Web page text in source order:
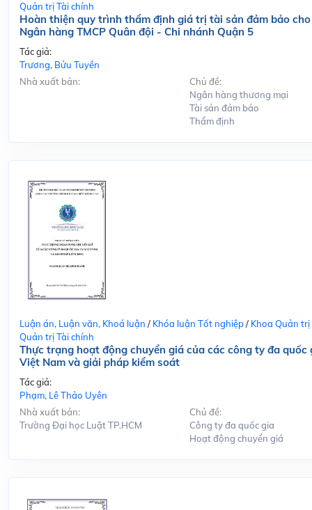
Quản trị Tài chính
Hoàn thiện quy trình thẩm định giá trị tài sản đảm bảo
Ngân hàng TMCP Quân đội - Chi nhánh Quận 5
Tác giả:
Trương, Bửu Tuyền
Nhà xuất bản:
Chủ đề:
Ngân hàng thương mại
Tài sản đảm bảo
Thẩm định
Luận án, Luận văn, Khoá luận / Khóa luận Tốt nghiệp/ Khoa Quản trị
Quản trị Tài chính
Thực trạng hoạt động chuyển giá của các công ty đa quốc
Việt Nam và giải pháp kiểm soát
Tác giả:
Phạm, Lê Thảo Uyên
Nhà xuất bản:
Trường Đại học Luật TP.HCM
Chủ đề:
Công ty đa quốc gia
Hoạt động chuyển giá